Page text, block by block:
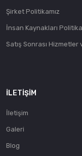
Şirket Politikamız
İnsan Kaynakları
Satış Sonrası Hizmetler
İLETIŞIM
İletişim
Galeri
Blog